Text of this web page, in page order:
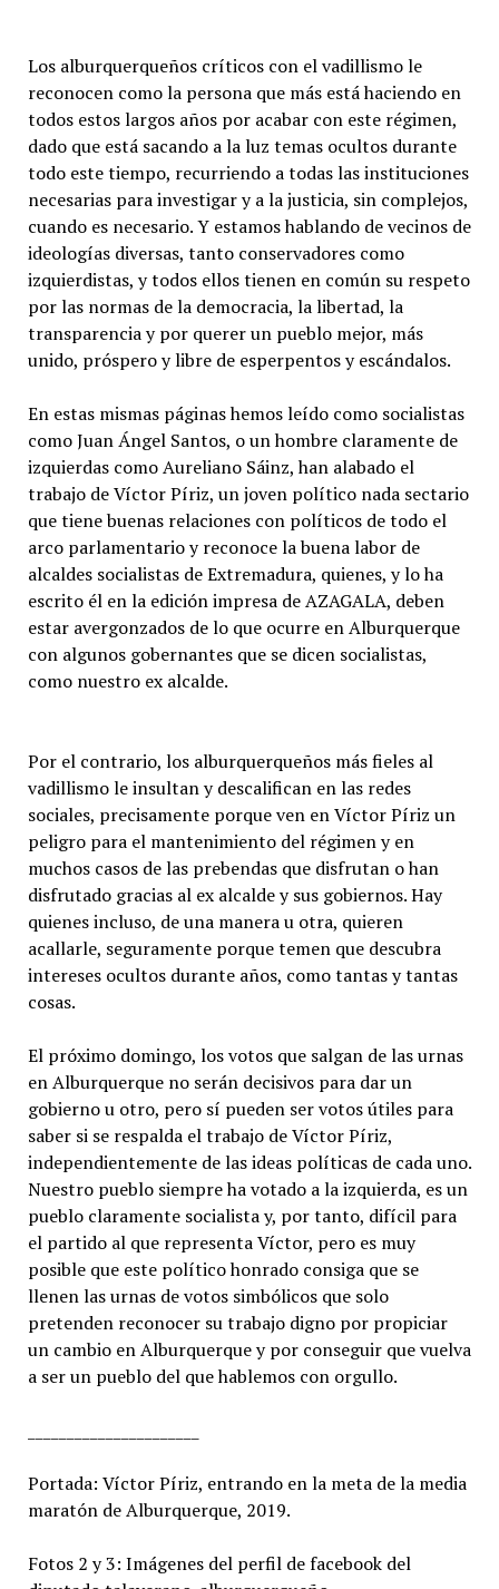
Los alburquerqueños críticos con el vadillismo le
reconocen como la persona que más está haciendo en
todos estos largos años por acabar con este régimen,
dado que está sacando a la luz temas ocultos durante
todo este tiempo, recurriendo a todas las instituciones
necesarias para investigar y a la justicia, sin complejos,
cuando es necesario. Y estamos hablando de vecinos de
ideologías diversas, tanto conservadores como
izquierdistas, y todos ellos tienen en común su respeto
por las normas de la democracia, la libertad, la
transparencia y por querer un pueblo mejor, más
unido, próspero y libre de esperpentos y escándalos.
En estas mismas páginas hemos leído como socialistas
como Juan Ángel Santos, o un hombre claramente de
izquierdas como Aureliano Sáinz, han alabado el
trabajo de Víctor Píriz, un joven político nada sectario
que tiene buenas relaciones con políticos de todo el
arco parlamentario y reconoce la buena labor de
alcaldes socialistas de Extremadura, quienes, y lo ha
escrito él en la edición impresa de AZAGALA, deben
estar avergonzados de lo que ocurre en Alburquerque
con algunos gobernantes que se dicen socialistas,
como nuestro ex alcalde.
Por el contrario, los alburquerqueños más fieles al
vadillismo le insultan y descalifican en las redes
sociales, precisamente porque ven en Víctor Píriz un
peligro para el mantenimiento del régimen y en
muchos casos de las prebendas que disfrutan o han
disfrutado gracias al ex alcalde y sus gobiernos. Hay
quienes incluso, de una manera u otra, quieren
acallarle, seguramente porque temen que descubra
intereses ocultos durante años, como tantas y tantas
cosas.
El próximo domingo, los votos que salgan de las urnas
en Alburquerque no serán decisivos para dar un
gobierno u otro, pero sí pueden ser votos útiles para
saber si se respalda el trabajo de Víctor Píriz,
independientemente de las ideas políticas de cada uno.
Nuestro pueblo siempre ha votado a la izquierda, es un
pueblo claramente socialista y, por tanto, difícil para
el partido al que representa Víctor, pero es muy
posible que este político honrado consiga que se
llenen las urnas de votos simbólicos que solo
pretenden reconocer su trabajo digno por propiciar
un cambio en Alburquerque y por conseguir que vuelva
a ser un pueblo del que hablemos con orgullo.
Portada: Víctor Píriz, entrando en la meta de la media
maratón de Alburquerque, 2019.
Fotos 2 y 3: Imágenes del perfil de facebook del